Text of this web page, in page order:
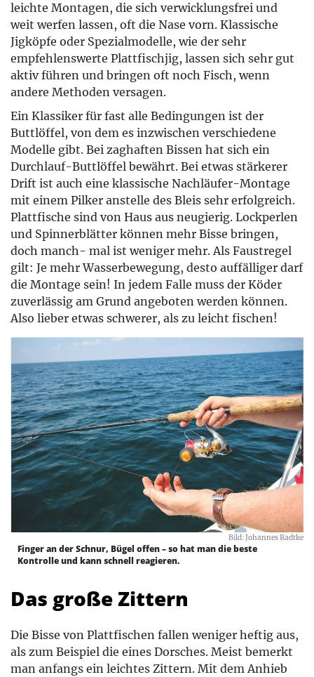
leichte Montagen, die sich verwicklungsfrei und
weit werfen lassen, oft die Nase vorn. Klassische
Jigköpfe oder Spezialmodelle, wie der sehr
empfehlenswerte Plattfischjig, lassen sich sehr gut
aktiv führen und bringen oft noch Fisch, wenn
andere Methoden versagen.
Ein Klassiker für fast alle Bedingungen ist der
Buttlöffel, von dem es inzwischen verschiedene
Modelle gibt. Bei zaghaften Bissen hat sich ein
Durchlauf-Buttlöffel bewährt. Bei etwas stärkerer
Drift ist auch eine klassische Nachläufer-Montage
mit einem Pilker anstelle des Bleis sehr erfolgreich.
Plattfische sind von Haus aus neugierig. Lockperlen
und Spinnerblätter können mehr Bisse bringen,
doch manch- mal ist weniger mehr. Als Faustregel
gilt: Je mehr Wasserbewegung, desto auffälliger darf
die Montage sein! In jedem Falle muss der Köder
zuverlässig am Grund angeboten werden können.
Also lieber etwas schwerer, als zu leicht fischen!
Bild: Johannes Radtke
Finger an der Schnur, Bügel offen – so hat man die beste
Kontrolle und kann schnell reagieren.
Das große Zittern
Die Bisse von Plattfischen fallen weniger heftig aus,
als zum Beispiel die eines Dorsches. Meist bemerkt
man anfangs ein leichtes Zittern. Mit dem Anhieb